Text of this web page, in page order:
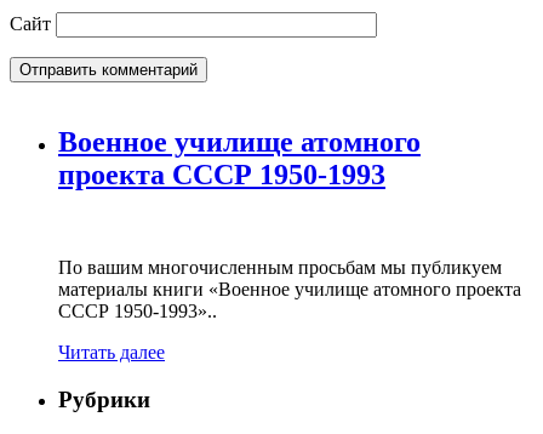
Сайт
Военное училище атомного
проекта СССР 1950-1993
По вашим многочисленным просьбам мы публикуем
материалы книги «Военное училище атомного проекта
СССР 1950-1993»..
Читать далее
Рубрики